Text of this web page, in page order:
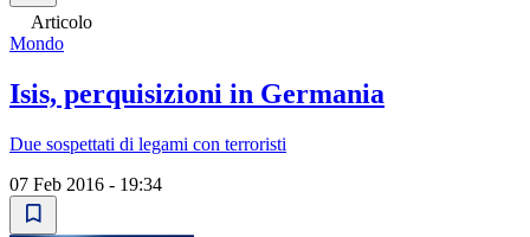
Articolo
Mondo
Isis, perquisizioni in Germania
Due sospettati di legami con terroristi
07 Feb 2016 - 19:34